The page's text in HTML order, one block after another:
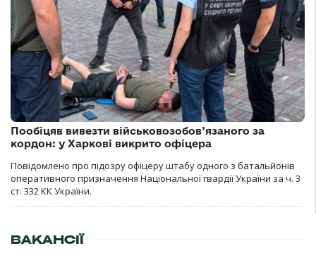
Пообіцяв вивезти військовозобов’язаного за
кордон: у Харкові викрито офіцера
Повідомлено про підозру офіцеру штабу одного з батальйонів
оперативного призначення Національної гвардії України за ч. 3
ст. 332 КК України.
ВАКАНСІЇ